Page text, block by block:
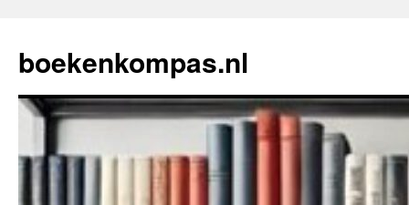
de
inhoud
boekenkompas.nl